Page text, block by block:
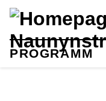
PROGRAMM